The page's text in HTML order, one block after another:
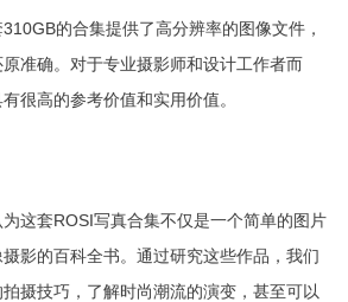
的合集提供了高分辨率的图像文件，
准确。对于专业摄影师和设计工作者而
很高的参考价值和实用价值。
这套ROSI写真合集不仅是一个简单的图片
影的百科全书。通过研究这些作品，我们
摄技巧，了解时尚潮流的演变，甚至可以